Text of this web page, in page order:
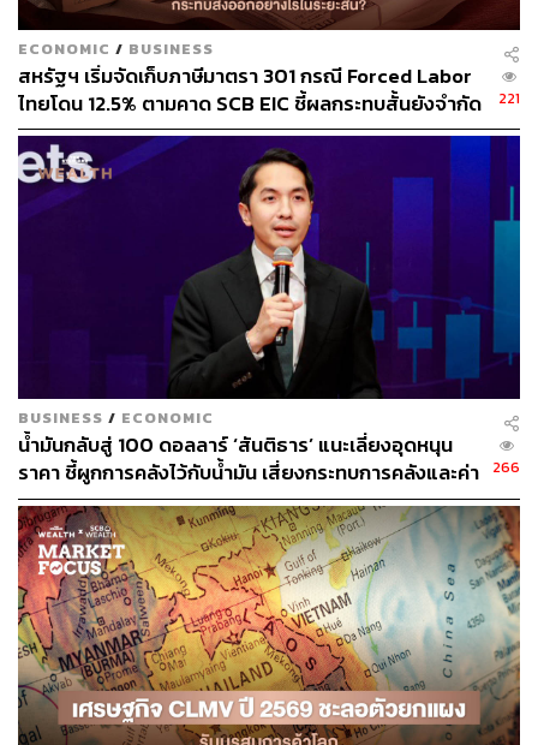
ในช่วง 1 สัปดาห์ที่ผ่านมา ราคาหุ้น SPRC ปรับขึ้น 4.7% สู่
5.55 บาท ขณะที่ SET Index ปรับขึ้น 2.7% สู่ 1,219.76 จุด
กลยุทธ์การลงทุนและคำแนะนำ:
InnovestX Research แนะนำ Outperform สำหรับ SPRC
โดยให้ราคาเป้าหมายที่ 6.60 บาทต่อหุ้น อ้างอิงระดับ -2SD
ของ PBV เฉลี่ย 5 ปี ซึ่งเชื่อว่าสะท้อนความไม่แน่นอนของ
ธุรกิจโรงกลั่นน้ำมันสืบเนื่องมาจากปัญหาทางภูมิรัฐศาสตร์ที่
ยืดเยื้อและอุปทานใหม่ทั่วโลก รวมถึงอุปสงค์ที่ชะลอตัวลง
จากสงครามการค้าโลกไปเรียบร้อยแล้ว ระดับดังกล่าวคิด
เป็น EV/EBITDA ได้ที่เพียง 5.1 เท่า เทียบกับค่าเฉลี่ย >9 เท่า
ของบริษัทที่ประกอบธุรกิจเดียวกันในตลาดภูมิภาค อัตราผล
ตอบแทนจากเงินปันผลที่ 7% ซึ่งอิงกับกระแสเงินสดและฐานะ
การเงินที่แข็งแกร่ง ก็ดูน่าสนใจ
แม้ราคาหุ้น SPRC ปรับตัวเพิ่มขึ้นอย่างน่าประทับใจถึง 28%
ในช่วง 1 เดือนที่ผ่านมา Outperform SET ที่ปรับตัวเพิ่มขึ้น
12% ค่อนข้างมาก แต่คาดว่าตลาดจะยังคงให้ความสนใจ
SPRC อย่างต่อเนื่อง โดยได้แรงหนุนจากส่วนต่างราคา
น้ำมันเบนซิน (คิดเป็น 26% ของผลิตภัณฑ์ทั้งหมดของ
SPRC) ที่กว้างขึ้น ซึ่งจะเป็นปัจจัยสำคัญที่ช่วยสนับสนุนให้
กำไรปกติ 2Q68 เติบโต QoQ แม้ว่าขาดทุนจากสต๊อกน้ำมัน
ยังคงเป็นความเสี่ยงที่สำคัญ
ECONOMIC / BUSINESS
สหรัฐฯ เริ่มจัดเก็บภาษีมาตรา 301 กรณี Forced Labor
ไทยโดน 12.5% ตามคาด SCB EIC ชี้ผลกระทบสั้นยังจำกัด
แม้ส่งออก มิ.ย. โตแรง 20.8% แต่นำเข้าพุ่งดันดุลการค้า
ขาดดุลหนัก
221
BUSINESS / ECONOMIC
น้ำมันกลับสู่ 100 ดอลลาร์ ‘สันติธาร’ แนะเลี่ยงอุดหนุน
ราคา ชี้ผูกการคลังไว้กับน้ำมัน เสี่ยงกระทบการคลังและค่า
เงิน
266